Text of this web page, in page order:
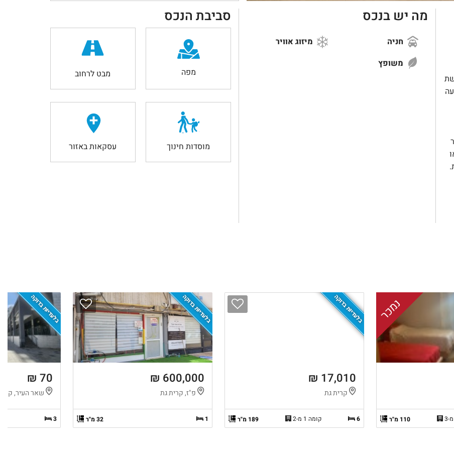
2, המציעה
מה יש בנכס
חניה
מיזוג אוויר
משופץ
סביבת הנכס
מפה מבט לרחוב
מוסדות חינוך עסקאות באזור
נמכר
110 מ"ר
בלעדיות בדוקה
17,010 ₪
קרית גת
6 קומה 1 מ-2 189 מ"ר
בלעדיות בדוקה
600,000 ₪
פ"ז, קרית גת
1 32 מ"ר
בלעדיות בדוקה
70 ₪
שאר העיר,
3